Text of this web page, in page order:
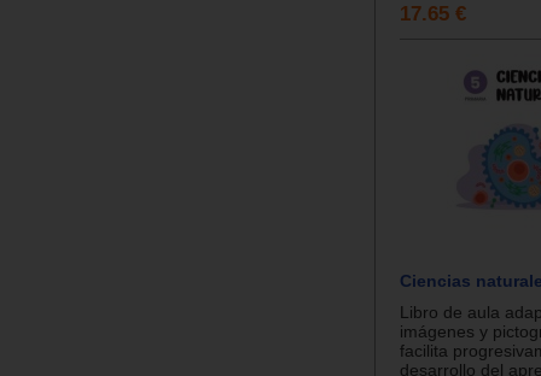
17.65 €
Ciencias
Libro de aula
imágenes y
facilita
desarrollo del